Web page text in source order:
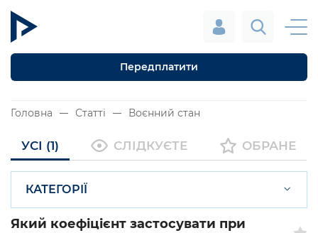
Передплатити
Головна Статті Воєнний стан
УСІ (1) СЛІДКУЄТЕ ОБРАНЕ
КАТЕГОРІЇ
Який коефіцієнт застосувати при